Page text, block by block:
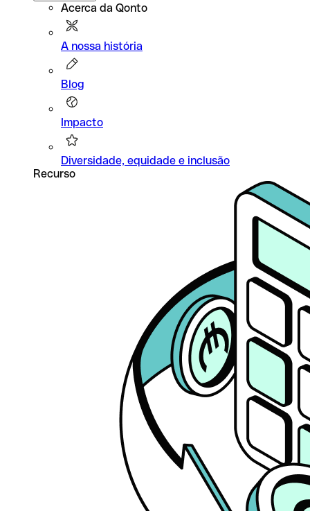
Acerca da Qonto
A nossa história
Blog
Impacto
Diversidade, equidade e inclusão
Recurso